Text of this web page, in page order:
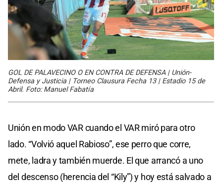
GOL DE PALAVECINO O EN CONTRA DE DEFENSA | Unión-
Defensa y Justicia | Torneo Clausura Fecha 13 | Estadio 15 de
Abril. Foto: Manuel Fabatía
Unión en modo VAR cuando el VAR miró para otro
lado. “Volvió aquel Rabioso”, ese perro que corre,
mete, ladra y también muerde. El que arrancó a uno
del descenso (herencia del “Kily”) y hoy está salvado a